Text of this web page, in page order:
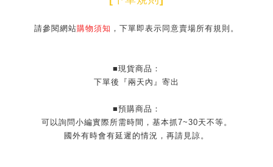
請參閱網站購物須知 ，下單即表示同意賣場所有規則。
■現貨商品：
下單後『兩天內』寄出
■預購商品：
可以詢問小編實際所需時間，基本抓7~30天不等。
國外有時會有延遲的情況，再請見諒。